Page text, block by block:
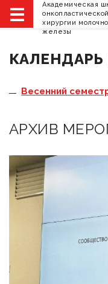
Академическая
онкопластической
хирургии
железы
Главная
мероприятий
Весенний
АРХИВ